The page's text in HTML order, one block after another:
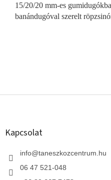
15/20/20 mm-es
banándugóval szerelt
L
Kapcsolat
info@taneszkozcentrum.hu
06 47 521-048